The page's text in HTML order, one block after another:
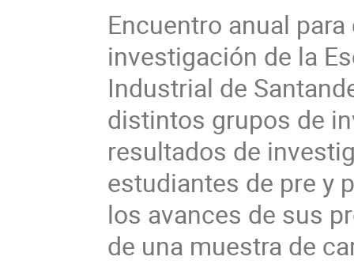
Encuentro anual
investigación de la
Industrial de
distintos grupos de
resultados de
estudiantes de pre y
los avances de sus
de una muestra de